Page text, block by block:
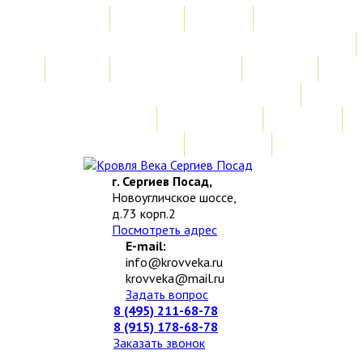
г. Сергиев Посад,
Новоугличское шоссе,
д.73 корп.2
Посмотреть адрес
E-mail:
info@krovveka.ru
krovveka@mail.ru
Задать вопрос
8 (495) 211-68-78
8 (915) 178-68-78
Заказать звонок